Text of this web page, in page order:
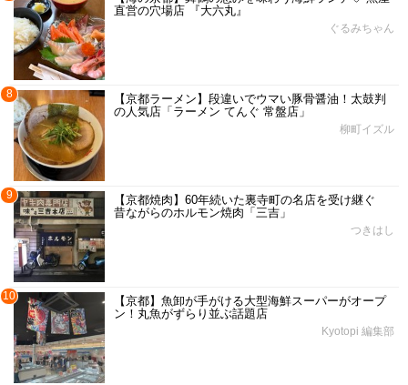
直営の穴場店 『大六丸』
ぐるみちゃん
8
【京都ラーメン】段違いでウマい豚骨醤油！太鼓判
の人気店「ラーメン てんぐ 常盤店」
柳町イズル
9
【京都焼肉】60年続いた裏寺町の名店を受け継ぐ
昔ながらのホルモン焼肉「三吉」
つきはし
10
【京都】魚卸が手がける大型海鮮スーパーがオープ
ン！丸魚がずらり並ぶ話題店
Kyotopi 編集部